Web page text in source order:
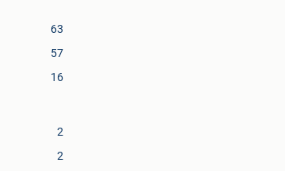
63
57
16
2
2